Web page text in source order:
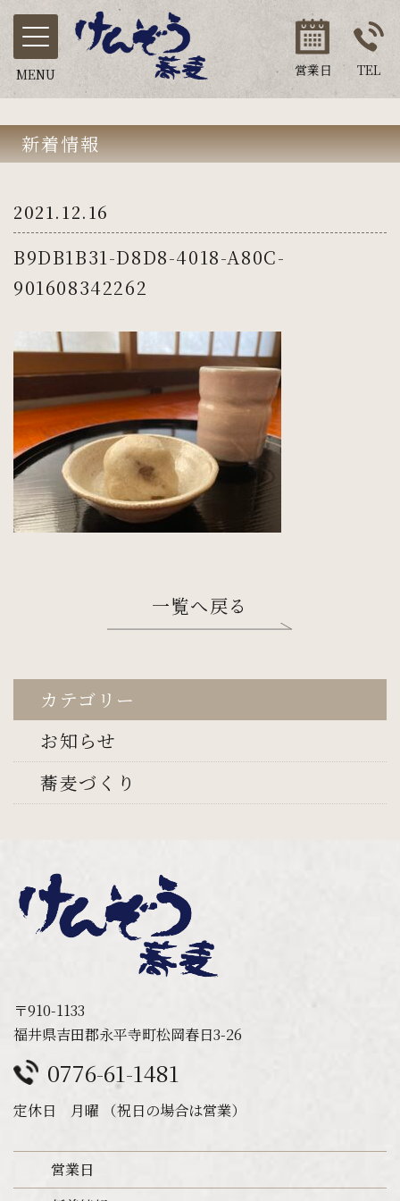
TEL
営業日
MENU
新着情報
2021.12.16
B9DB1B31-D8D8-4018-A80C-
901608342262
一覧へ戻る
カテゴリー
お知らせ
蕎麦づくり
〒910-1133
福井県吉田郡永平寺町松岡春日3-26
0776-61-1481
定休日 月曜 （祝日の場合は営業）
営業日